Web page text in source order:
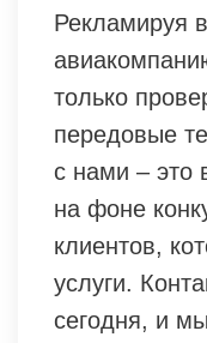
Рекламируя
только
передовые
с нами – это
на фоне
клиентов,
услуги.
сегодня, и